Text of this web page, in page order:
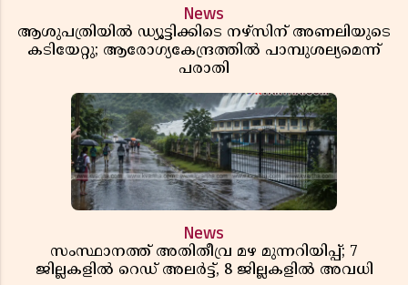
News
ആശുപത്രിയിൽ ഡ്യൂട്ടിക്കിടെ നഴ്സിന് അണലിയുടെ
കടിയേറ്റു; ആരോഗ്യകേന്ദ്രത്തിൽ പാമ്പുശല്യമെന്ന്
പരാതി
News
സംസ്ഥാനത്ത് അതിതീവ്ര മഴ മുന്നറിയിപ്പ്; 7
ജില്ലകളിൽ റെഡ് അലർട്ട്, 8 ജില്ലകളിൽ അവധി